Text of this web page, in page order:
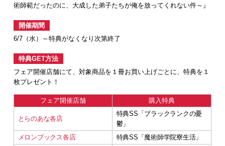
術師範だったのに、大成した弟子たちが俺を放ってくれない件～』
開催期間
6/7（水）～特典がなくなり次第終了
特典GET方法
フェア開催店舗にて、対象商品を１冊お買い上げごとに、特典を１
枚プレゼント！
フェア開催店舗 購入特典
とらのあな各店
特典SS「ブラックランクの憂
鬱」
メロンブックス各店
特典SS「魔術師学院寮生活」